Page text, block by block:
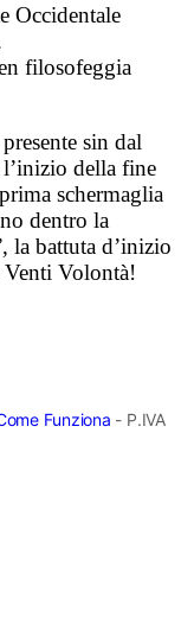
Occidentale
filosofeggia
sin dal
della fine
schermaglia
dentro la
la battuta d’inizio
Venti Volontà!
Funziona - P.IVA